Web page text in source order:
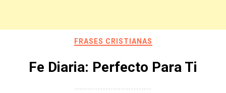
FRASES CRISTIANAS
Fe Diaria: Perfecto Para Ti